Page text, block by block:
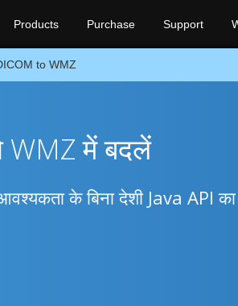
Products Purchase Support
to WMZ
WMZ में बदलें
आवश्यकता के बिना देशी Java API